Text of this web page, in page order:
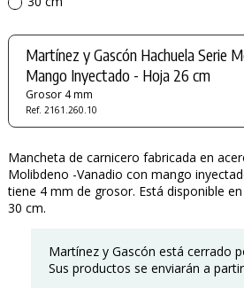
Martínez y Gascón Hachuela Serie
Mango Inyectado - Hoja 26 cm
Grosor 4 mm
Ref. 2161.260.10
Mancheta de carnicero fabricada en
Molibdeno -Vanadio con mango
tiene 4 mm de grosor. Está disponible
30 cm.
Martínez y Gascón está cerrado
Sus productos se enviarán a